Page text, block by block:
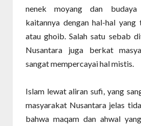
nenek moyang dan
kaitannya dengan hal-hal
atau ghoib. Salah satu sebab
Nusantara juga berkat
sangat mempercayai hal mistis.
Islam lewat aliran sufi, yang
masyarakat Nusantara jelas
bahwa maqam dan ahwal